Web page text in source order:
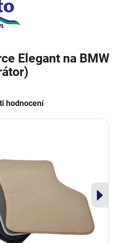
Elegant na BMW
hodnocení